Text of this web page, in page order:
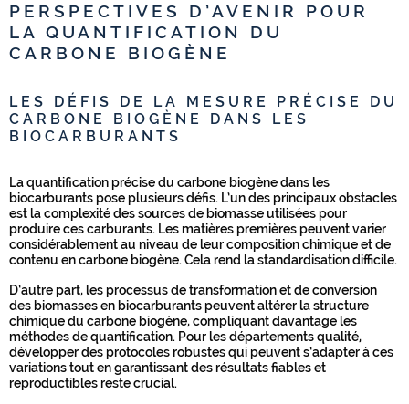
PERSPECTIVES D’AVENIR POUR
LA QUANTIFICATION DU
CARBONE BIOGÈNE
LES DÉFIS DE LA MESURE PRÉCISE DU
CARBONE BIOGÈNE DANS LES
BIOCARBURANTS
La quantification précise du carbone biogène dans les
biocarburants pose plusieurs défis. L’un des principaux obstacles
est la complexité des sources de biomasse utilisées pour
produire ces carburants. Les matières premières peuvent varier
considérablement au niveau de leur composition chimique et de
contenu en carbone biogène. Cela rend la standardisation difficile.
D’autre part, les processus de transformation et de conversion
des biomasses en biocarburants peuvent altérer la structure
chimique du carbone biogène, compliquant davantage les
méthodes de quantification. Pour les départements qualité,
développer des protocoles robustes qui peuvent s’adapter à ces
variations tout en garantissant des résultats fiables et
reproductibles reste crucial.